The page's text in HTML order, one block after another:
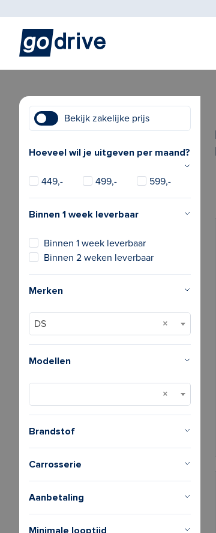
Bekijk zakelijke prijs
Hoeveel wil je uitgeven per maand?
449,- 499,- 599,-
Binnen 1 week leverbaar
Binnen 1 week leverbaar
Binnen 2 weken leverbaar
Merken
DS
Modellen
Brandstof
Carrosserie
Aanbetaling
Minimale looptijd